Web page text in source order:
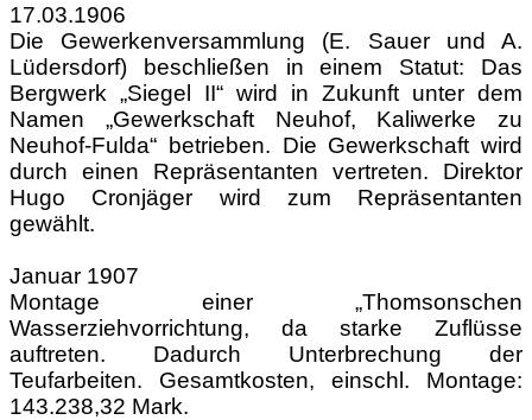
17.03.1906
Die Gewerkenversammlung (E. Sauer und A.
Lüdersdorf) beschließen in einem Statut: Das
Bergwerk „Siegel II“ wird in Zukunft unter dem
Namen „Gewerkschaft Neuhof, Kaliwerke zu
Neuhof-Fulda“ betrieben. Die Gewerkschaft wird
durch einen Repräsentanten vertreten. Direktor
Hugo Cronjäger wird zum Repräsentanten
gewählt.
Januar 1907
Montage einer „Thomsonschen
Wasserziehvorrichtung, da starke Zuflüsse
auftreten. Dadurch Unterbrechung der
Teufarbeiten. Gesamtkosten, einschl. Montage:
143.238,32 Mark.